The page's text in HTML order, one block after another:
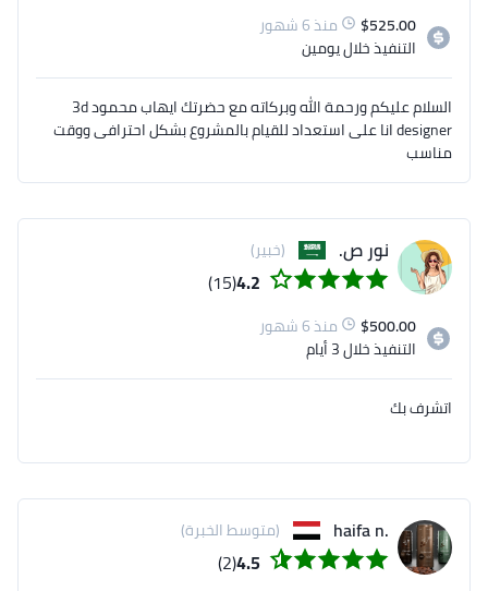
$525.00
منذ 6 شهور
التنفيذخلال يومين
السلام عليكم ورحمة الله وبركاته مع حضرتك ايهاب محمود 3d
designer انا على استعداد للقيام بالمشروع بشكل احترافى ووقت
مناسب
نور ص. (خبير)
4.2
(15)
$500.00
منذ 6 شهور
التنفيذخلال 3 أيام
اتشرف بك
.haifa n (متوسط الخبرة)
4.5
(2)